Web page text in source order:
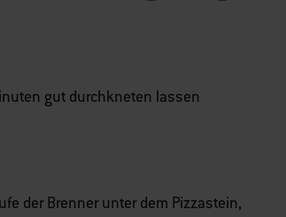
gut durchkneten lassen
der Brenner unter dem Pizzastein,